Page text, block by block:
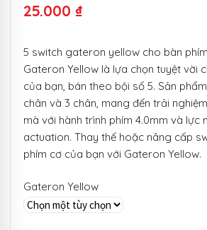
25.000 ₫
5 switch gateron yellow cho bàn
Gateron Yellow là lựa chọn tuyệt vời
của bạn, bán theo bội số 5. Sản
chân và 3 chân, mang đến trải
mà với hành trình phím 4.0mm và lực
actuation. Thay thế hoặc nâng cấp
phím cơ của bạn với Gateron Yellow.
Gateron Yellow